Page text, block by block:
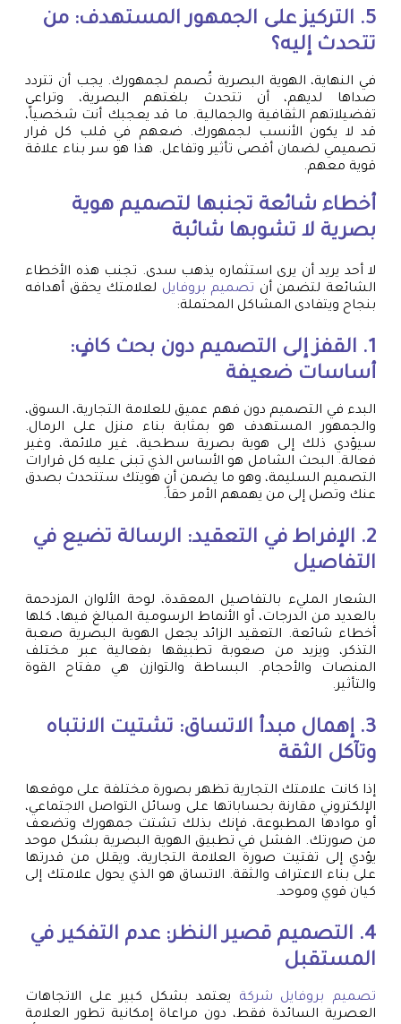
5. التركيز على الجمهور المستهدف: من
تتحدث إليه؟
في النهاية، الهوية البصرية تُصمم لجمهورك. يجب أن تتردد
صداها لديهم، أن تتحدث بلغتهم البصرية، وتراعي
تفضيلاتهم الثقافية والجمالية. ما قد يعجبك أنت شخصياً،
قد لا يكون الأنسب لجمهورك. ضعهم في قلب كل قرار
تصميمي لضمان أقصى تأثير وتفاعل. هذا هو سر بناء علاقة
قوية معهم.
أخطاء شائعة تجنبها لتصميم هوية
بصرية لا تشوبها شائبة
لا أحد يريد أن يرى استثماره يذهب سدى. تجنب هذه الأخطاء
الشائعة لتضمن أن تصميم بروفايل لعلامتك يحقق أهدافه
بنجاح ويتفادى المشاكل المحتملة:
1. القفز إلى التصميم دون بحث كافٍ:
أساسات ضعيفة
البدء في التصميم دون فهم عميق للعلامة التجارية، السوق،
والجمهور المستهدف هو بمثابة بناء منزل على الرمال.
سيؤدي ذلك إلى هوية بصرية سطحية، غير ملائمة، وغير
فعالة. البحث الشامل هو الأساس الذي تبنى عليه كل قرارات
التصميم السليمة، وهو ما يضمن أن هويتك ستتحدث بصدق
عنك وتصل إلى من يهمهم الأمر حقاً.
2. الإفراط في التعقيد: الرسالة تضيع في
التفاصيل
الشعار المليء بالتفاصيل المعقدة، لوحة الألوان المزدحمة
بالعديد من الدرجات، أو الأنماط الرسومية المبالغ فيها، كلها
أخطاء شائعة. التعقيد الزائد يجعل الهوية البصرية صعبة
التذكر، ويزيد من صعوبة تطبيقها بفعالية عبر مختلف
المنصات والأحجام. البساطة والتوازن هي مفتاح القوة
والتأثير.
3. إهمال مبدأ الاتساق: تشتيت الانتباه
وتآكل الثقة
إذا كانت علامتك التجارية تظهر بصورة مختلفة على موقعها
الإلكتروني مقارنة بحساباتها على وسائل التواصل الاجتماعي،
أو موادها المطبوعة، فإنك بذلك تشتت جمهورك وتضعف
من صورتك. الفشل في تطبيق الهوية البصرية بشكل موحد
يؤدي إلى تفتيت صورة العلامة التجارية، ويقلل من قدرتها
على بناء الاعتراف والثقة. الاتساق هو الذي يحول علامتك إلى
كيان قوي وموحد.
4. التصميم قصير النظر: عدم التفكير في
المستقبل
تصميم بروفايل شركة يعتمد بشكل كبير على الاتجاهات
العصرية السائدة فقط، دون مراعاة إمكانية تطور العلامة